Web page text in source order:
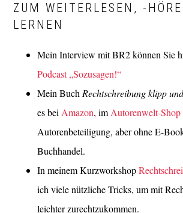
ZUM WEITERLESEN, -
LERNEN
Mein Interview mit BR2 können Sie
Podcast „Sozusagen!“
Mein Buch Rechtschreibung klipp
es bei Amazon, im Autorenwelt-Shop
Autorenbeteiligung, aber ohne E-
Buchhandel.
In meinem Kurzworkshop
ich viele nützliche Tricks, um mit
leichter zurechtzukommen.